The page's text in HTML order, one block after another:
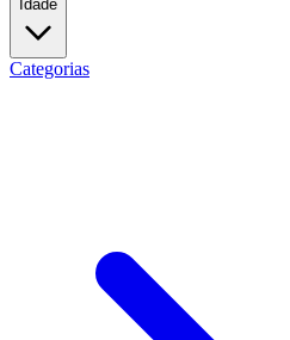
Idade
Categorias